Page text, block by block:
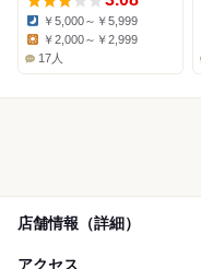
Dinner:
￥5,000～￥5,999
Lunch:
￥2,000～￥2,999
17人
店舗情報（詳細）
アクセス